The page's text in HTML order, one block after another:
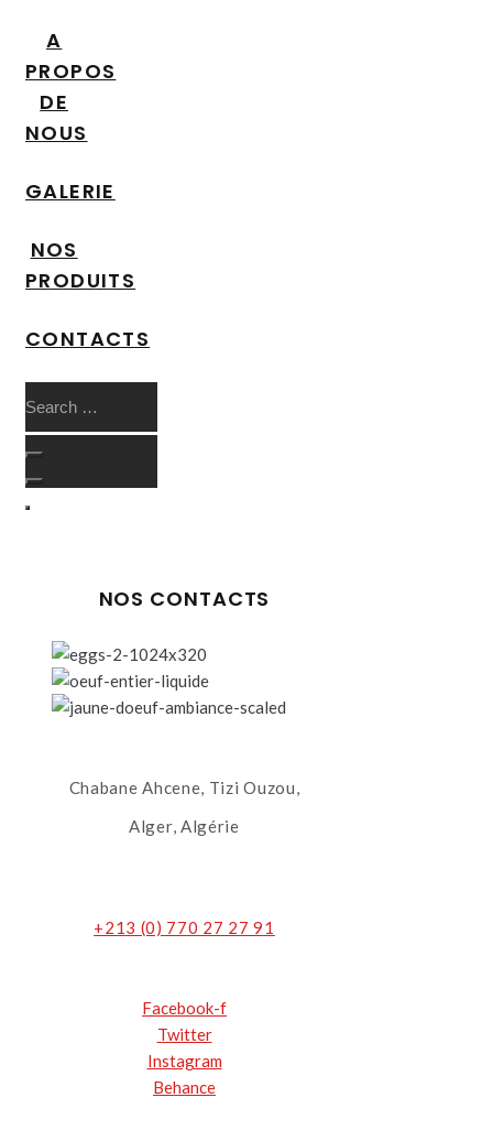
A
PROPOS
DE
NOUS
GALERIE
NOS
PRODUITS
CONTACTS
NOS CONTACTS
Chabane Ahcene, Tizi Ouzou,
Alger, Algérie
+213 (0) 770 27 27 91
Facebook-f
Twitter
Instagram
Behance